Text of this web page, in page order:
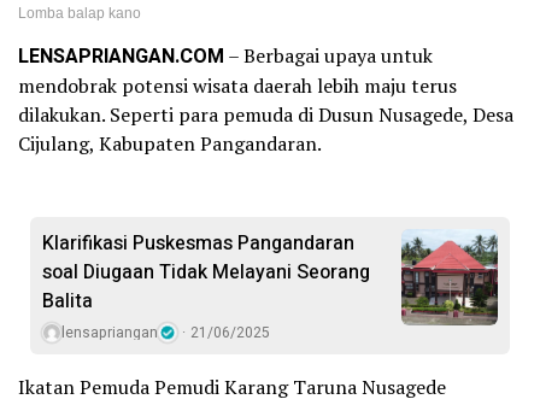
Lomba balap kano
LENSAPRIANGAN.COM – Berbagai upaya untuk
mendobrak potensi wisata daerah lebih maju terus
dilakukan. Seperti para pemuda di Dusun Nusagede, Desa
Cijulang, Kabupaten Pangandaran.
Klarifikasi Puskesmas Pangandaran
soal Diugaan Tidak Melayani Seorang
Balita
lensapriangan 21/06/2025
Ikatan Pemuda Pemudi Karang Taruna Nusagede